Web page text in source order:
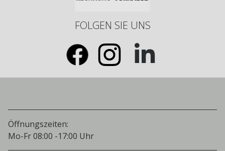
FOLGEN SIE UNS
Öffnungszeiten:
Mo-Fr 08:00 -17:00 Uhr